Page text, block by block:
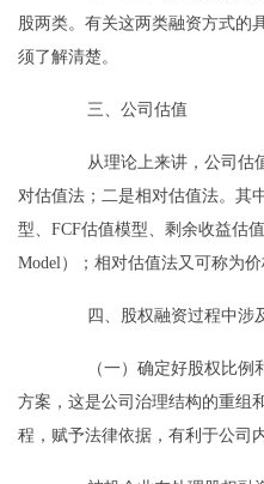
股两类。有关这两类融资方式的
须了解清楚。
三、公司估值
从理论上来讲，公司估
对估值法；二是相对估值法。其
型、FCF估值模型、剩余收益估
Model）；相对估值法又可称为价
四、股权融资过程中涉
（一）确定好股权比例
方案，这是公司治理结构的重组
程，赋予法律依据，有利于公司